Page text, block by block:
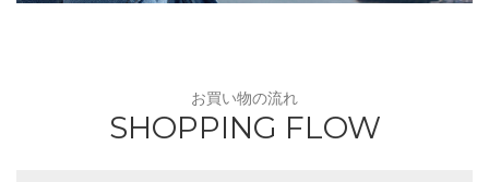
お買い物の流れ
SHOPPING FLOW